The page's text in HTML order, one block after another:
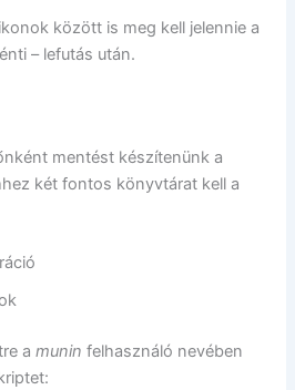
között is meg kell jelennie a
– lefutás után.
mentést készítenünk a
két fontos könyvtárat kell a
amunin felhasználó nevében